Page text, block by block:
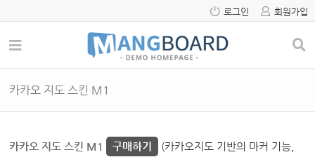
로그인 회원가입
카카오 지도 스킨 M1
카카오 지도 스킨 M1 구매하기
(카카오지도 기반의 마커 기능,